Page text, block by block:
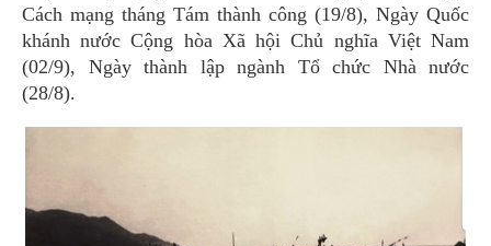
Cách mạng tháng Tám thành công (19/8), Ngày Quốc
khánh nước Cộng hòa Xã hội Chủ nghĩa Việt Nam
(02/9), Ngày thành lập ngành Tổ chức Nhà nước
(28/8).